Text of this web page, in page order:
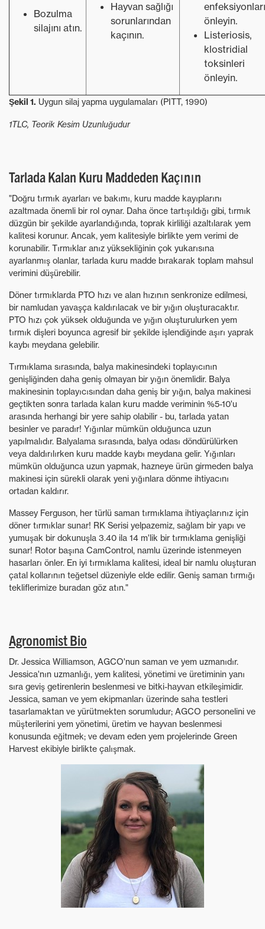
Bozulma
silajını atın.
Hayvan sağlığı
sorunlarından
kaçının.
enfeksiyonları
önleyin.
Listeriosis,
klostridial
toksinleri
önleyin.
Şekil 1. Uygun silaj yapma uygulamaları (PITT, 1990)
1TLC, Teorik Kesim Uzunluğudur
Tarlada Kalan Kuru Maddeden Kaçının
"Doğru tırmık ayarları ve bakımı, kuru madde kayıplarını
azaltmada önemli bir rol oynar. Daha önce tartışıldığı gibi, tırmık
düzgün bir şekilde ayarlandığında, toprak kirliliği azaltılarak yem
kalitesi korunur. Ancak, yem kalitesiyle birlikte yem verimi de
korunabilir. Tırmıklar anız yüksekliğinin çok yukarısına
ayarlanmış olanlar, tarlada kuru madde bırakarak toplam mahsul
verimini düşürebilir.
Döner tırmıklarda PTO hızı ve alan hızının senkronize edilmesi,
bir namludan yavaşça kaldırılacak ve bir yığın oluşturacaktır.
PTO hızı çok yüksek olduğunda ve yığın oluşturulurken yem
tırmık dişleri boyunca agresif bir şekilde işlendiğinde aşırı yaprak
kaybı meydana gelebilir.
Tırmıklama sırasında, balya makinesindeki toplayıcının
genişliğinden daha geniş olmayan bir yığın önemlidir. Balya
makinesinin toplayıcısından daha geniş bir yığın, balya makinesi
geçtikten sonra tarlada kalan kuru madde veriminin %5-10'u
arasında herhangi bir yere sahip olabilir - bu, tarlada yatan
besinler ve paradır! Yığınlar mümkün olduğunca uzun
yapılmalıdır. Balyalama sırasında, balya odası döndürülürken
veya daldırılırken kuru madde kaybı meydana gelir. Yığınları
mümkün olduğunca uzun yapmak, hazneye ürün girmeden balya
makinesi için sürekli olarak yeni yığınlara dönme ihtiyacını
ortadan kaldırır.
Massey Ferguson, her türlü saman tırmıklama ihtiyaçlarınız için
döner tırmıklar sunar! RK Serisi yelpazemiz, sağlam bir yapı ve
yumuşak bir dokunuşla 3.40 ila 14 m'lik bir tırmıklama genişliği
sunar! Rotor başına CamControl, namlu üzerinde istenmeyen
hasarları önler. En iyi tırmıklama kalitesi, ideal bir namlu oluşturan
çatal kollarının teğetsel düzeniyle elde edilir. Geniş saman tırmığı
tekliflerimize buradan göz atın."
Agronomist Bio
Dr. Jessica Williamson, AGCO'nun saman ve yem uzmanıdır.
Jessica'nın uzmanlığı, yem kalitesi, yönetimi ve üretiminin yanı
sıra geviş getirenlerin beslenmesi ve bitki-hayvan etkileşimidir.
Jessica, saman ve yem ekipmanları üzerinde saha testleri
tasarlamaktan ve yürütmekten sorumludur; AGCO personelini ve
müşterilerini yem yönetimi, üretim ve hayvan beslenmesi
konusunda eğitmek; ve devam eden yem projelerinde Green
Harvest ekibiyle birlikte çalışmak.